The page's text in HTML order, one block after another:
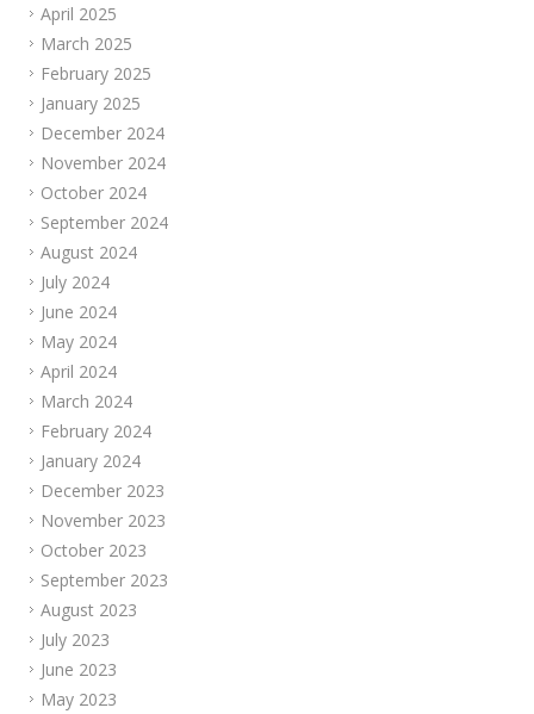
April 2025
March 2025
February 2025
January 2025
December 2024
November 2024
October 2024
September 2024
August 2024
July 2024
June 2024
May 2024
April 2024
March 2024
February 2024
January 2024
December 2023
November 2023
October 2023
September 2023
August 2023
July 2023
June 2023
May 2023